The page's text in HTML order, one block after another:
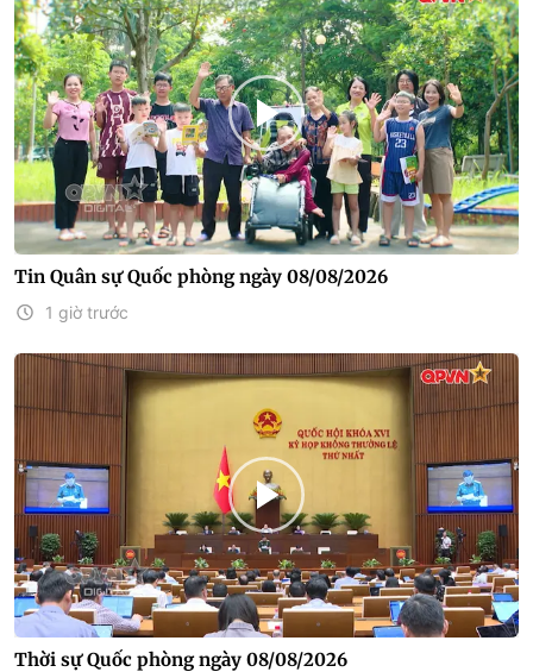
Tin Quân sự Quốc phòng ngày 08/08/2026
1 giờ trước
Thời sự Quốc phòng ngày 08/08/2026